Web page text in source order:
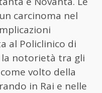
carcinoma nel
al Policlinico di
la notorietà tra gli
volto della
in Rai e nelle